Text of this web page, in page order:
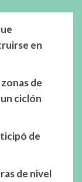
en
de
ciclón
de
de nivel